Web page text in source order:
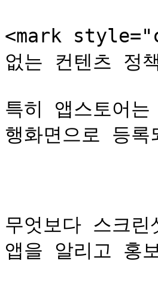
<mark
없는 컨텐츠 정
특히 앱스토어
행화면으로 등
무엇보다 스크
앱을 알리고 홍